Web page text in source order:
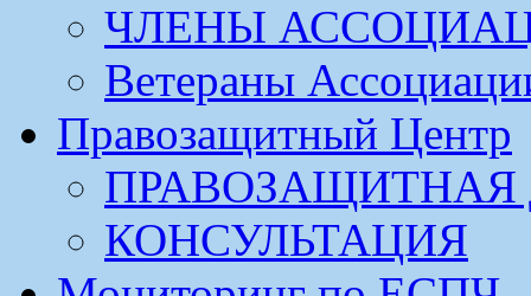
ЧЛЕНЫ
Ветераны
Правозащитный Центр
ПРАВОЗАЩИТНАЯ
КОНСУЛЬТАЦИЯ